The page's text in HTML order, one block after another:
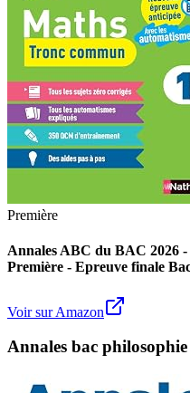
Première
Annales ABC du BAC 2026
Première - Epreuve finale
Voir sur Amazon
Annales bac philosophie